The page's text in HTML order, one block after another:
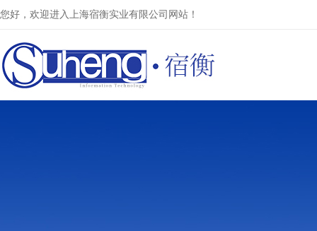
您好，欢迎进入上海宿衡实业有限公司网站！